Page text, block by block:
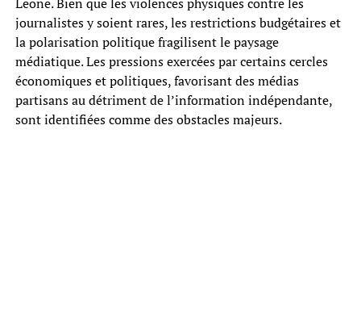
journalistes y soient rares, les restrictions budgétaires et
la polarisation politique fragilisent le paysage
médiatique. Les pressions exercées par certains cercles
économiques et politiques, favorisant des médias
partisans au détriment de l’information indépendante,
sont identifiées comme des obstacles majeurs.